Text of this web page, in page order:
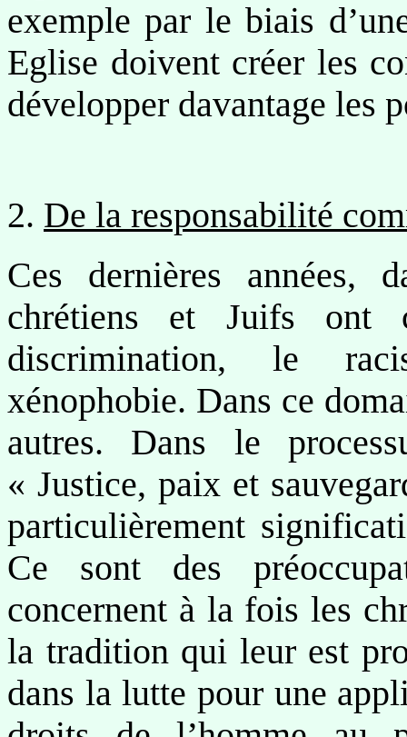
exemple par le biais
Eglise doivent créer les
développer davantage les
2. De la responsabilité
Ces dernières années,
chrétiens et Juifs ont
discrimination, le
xénophobie. Dans ce
autres. Dans le
« Justice, paix et
particulièrement
Ce sont des
concernent à la fois les
la tradition qui leur est
dans la lutte pour une